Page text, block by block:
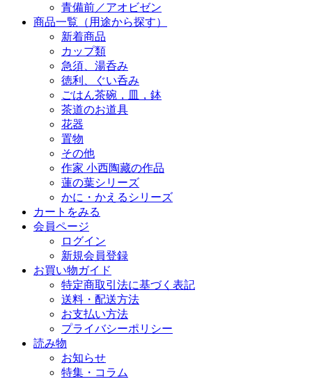
青備前／アオビゼン
商品一覧（用途から探す）
新着商品
カップ類
急須、湯呑み
徳利、ぐい呑み
ごはん茶碗，皿，鉢
茶道のお道具
花器
置物
その他
作家 小西陶藏の作品
蓮の葉シリーズ
かに・かえるシリーズ
カートをみる
会員ページ
ログイン
新規会員登録
お買い物ガイド
特定商取引法に基づく表記
送料・配送方法
お支払い方法
プライバシーポリシー
読み物
お知らせ
特集・コラム